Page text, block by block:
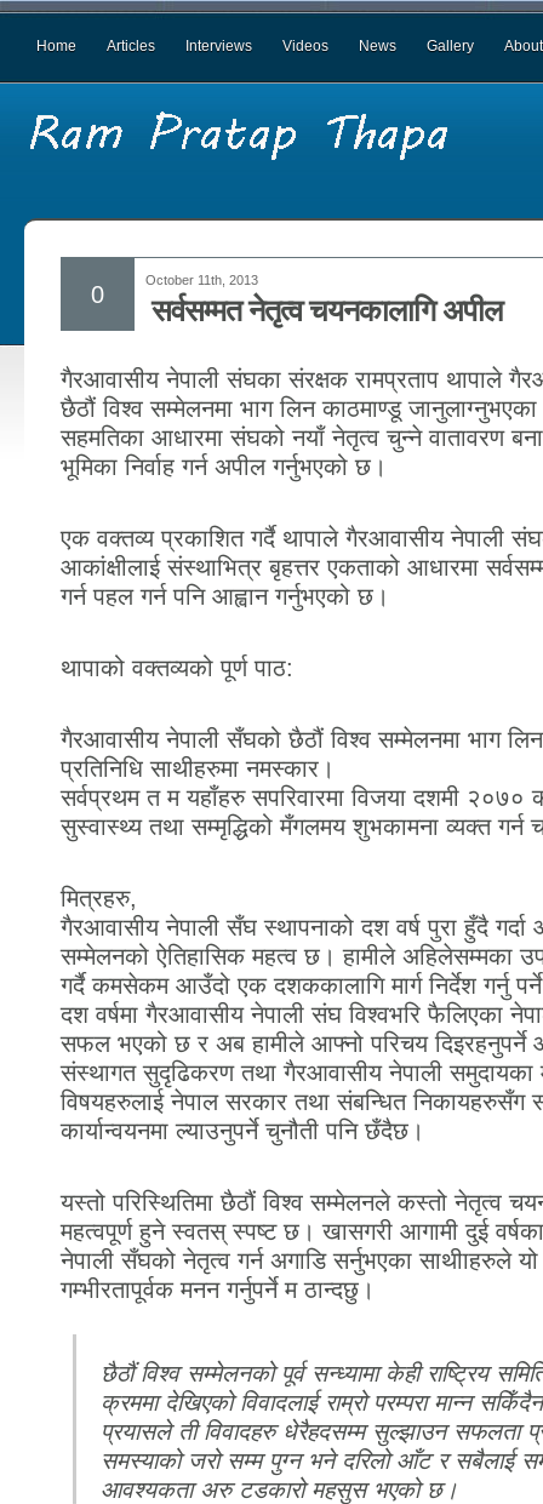
Home Articles Interviews Videos News Gallery About
October 11th, 2013
सर्वसम्मत नेतृत्व चयनकालागि अपील
0
गैरआवासीय नेपाली संघका संरक्षक रामप्रताप थापाले
छैठौं विश्व सम्मेलनमा भाग लिन काठमाण्डू
सहमतिका आधारमा संघको नयाँ नेतृत्व चुन्ने वातावरण
भूमिका निर्वाह गर्न अपील गर्नुभएको छ।
एक वक्तव्य प्रकाशित गर्दै थापाले गैरआवासीय नेपाली
आकांक्षीलाई संस्थाभित्र बृहत्तर एकताको आधारमा
गर्न पहल गर्न पनि आह्वान गर्नुभएको छ।
थापाको वक्तव्यको पूर्ण पाठ:
गैरआवासीय नेपाली सँघको छैठौं विश्व सम्मेलनमा भाग
प्रतिनिधि साथीहरुमा नमस्कार।
सर्वप्रथम त म यहाँहरु सपरिवारमा विजया दशमी
सुस्वास्थ्य तथा सम्मृद्धिको मँगलमय शुभकामना व्यक्त गर्न
मित्रहरु,
गैरआवासीय नेपाली सँघ स्थापनाको दश वर्ष पुरा हुँदै
सम्मेलनको ऐतिहासिक महत्व छ। हामीले अहिलेसम्मका
गर्दै कमसेकम आउँदो एक दशककालागि मार्ग निर्देश गर्नु
दश वर्षमा गैरआवासीय नेपाली संघ विश्वभरि फैलिएका
सफल भएको छ र अब हामीले आफ्नो परिचय
संस्थागत सुदृढिकरण तथा गैरआवासीय नेपाली समुदायका
विषयहरुलाई नेपाल सरकार तथा संबन्धित निकायहरुसँग
कार्यान्वयनमा ल्याउनुपर्ने चुनौती पनि छँदैछ।
यस्तो परिस्थितिमा छैठौं विश्व सम्मेलनले कस्तो नेतृत्व
महत्वपूर्ण हुने स्वतस् स्पष्ट छ। खासगरी आगामी दुई
नेपाली सँघको नेतृत्व गर्न अगाडि सर्नुभएका साथीाहरुले यो
गम्भीरतापूर्वक मनन गर्नुपर्ने म ठान्दछु।
छैठौं विश्व सम्मेलनको पूर्व सन्ध्यामा केही राष्ट्रिय
क्रममा देखिएको विवादलाई राम्रो परम्परा मान्न
प्रयासले ती विवादहरु धेरैहदसम्म सुल्झाउन सफलता
समस्याको जरो सम्म पुग्न भने दरिलो आँट र सबैलाई
आवश्यकता अरु टडकारो महसुस भएको छ।